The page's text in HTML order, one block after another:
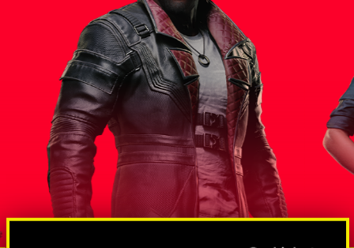
대통령
방대한 규모의 스파이 및 넷러너망
솔로몬 리
도그타운